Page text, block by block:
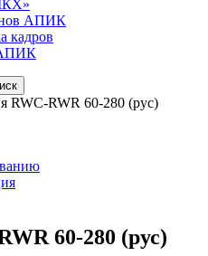
АПИК
кадров
АПИК
RWC-RWR 60-280 (рус)
60-280 (рус)